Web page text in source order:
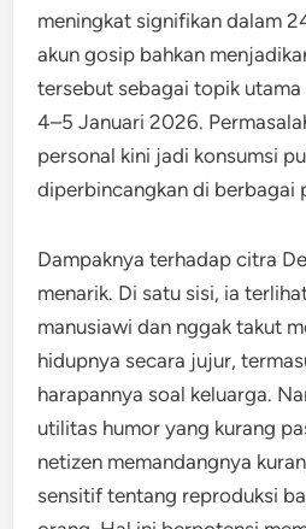
meningkat signifikan dalam
akun gosip bahkan
tersebut sebagai topik
4–5 Januari 2026.
personal kini jadi konsumsi
diperbincangkan di berbagai
Dampaknya terhadap citra
menarik. Di satu sisi, ia
manusiawi dan nggak takut
hidupnya secara jujur,
harapannya soal keluarga.
utilitas humor yang kurang
netizen memandangnya
sensitif tentang reproduksi